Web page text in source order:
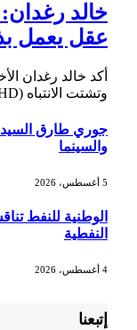
عقل يعمل
أكد خالد رغدان
وتشتت الانتباه (ADHD) يعد اضطرابا نمائيا…
جوري طارق السيد
والسينما
الوطنية للنفط
النفطية
إتبعنا